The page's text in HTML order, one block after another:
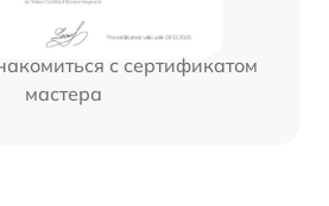
с сертификатом
мастера